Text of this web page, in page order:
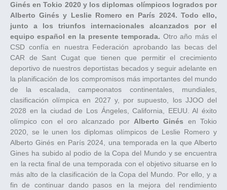
Ginés en Tokio 2020 y los diplomas olímpicos logrados por
Alberto Ginés y Leslie Romero en París 2024. Todo ello,
junto a los triunfos internacionales alcanzados por el
equipo español en la presente temporada. Otro año más el
CSD confía en nuestra Federación aprobando las becas del
CAR de Sant Cugat que tienen que permitir el crecimiento
deportivo de nuestros deportistas becados y seguir adelante en
la planificación de los compromisos más importantes del mundo
de la escalada, campeonatos continentales, mundiales,
clasificación olímpica en 2027 y, por supuesto, los JJOO del
2028 en la ciudad de Los Ángeles, California, EEUU. Al éxito
olímpico con el oro alcanzado por Alberto Ginés en Tokio
2020, se le unen los diplomas olímpicos de Leslie Romero y
Alberto Ginés en París 2024, una temporada en la que Alberto
Gines ha subido al podio de la Copa del Mundo y se encuentra
en la recta final de una temporada con el objetivo situarse en lo
más alto de la clasificación de la Copa del Mundo. Por ello, y a
fin de continuar dando pasos en la mejora del rendimiento